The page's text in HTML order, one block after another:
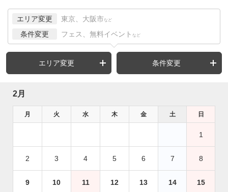
エリア変更 東京、大阪市 など
条件変更 フェス、無料イベント など
エリア変更 条件変更
2月
月 火 水 木 金 土 日
1
2 3 4 5 6 7 8
9 10 11 12 13 14 15